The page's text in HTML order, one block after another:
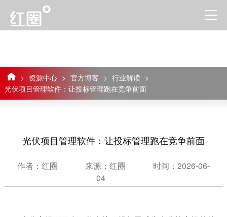
> 资源中心 > 官方博客 > 行业解读 >
光伏项目管理软件：让投标管理跑在竞争前面
光伏项目管理软件：让投标管理跑在竞争前面
作者：红圈 来源：红圈
时间：2026-06-
04